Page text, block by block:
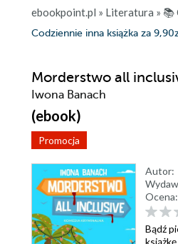
ebookpoint.pl » Literatura » 📚
Codziennie inna książka za
Morderstwo all
Iwona Banach
(ebook)
Promocja
Autor:
Ocena:
Bądź
książkę